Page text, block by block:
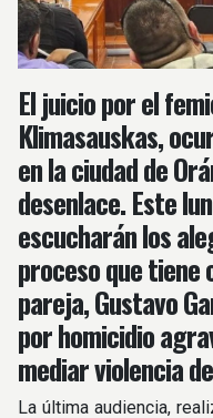
El juicio por el
Klimasauskas,
en la ciudad de
desenlace. Este
escucharán los
proceso que tiene
pareja, Gustavo
por homicidio
mediar violencia
La última audiencia,